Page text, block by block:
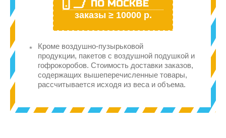
ПО МОСКВЕ
заказы ≥ 10000 р.
Кроме воздушно-пузырьковой
продукции, пакетов с воздушной подушкой и
гофрокоробов. Стоимость доставки заказов,
содержащих вышеперечисленные товары,
рассчитывается исходя из веса и объема.